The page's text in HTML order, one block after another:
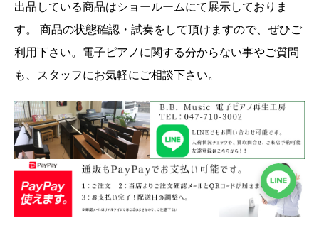
出品している商品はショールームにて展示しておりま
す。 商品の状態確認・試奏をして頂けますので、ぜひご
利用下さい。電子ピアノに関する分からない事やご質問
も、スタッフにお気軽にご相談下さい。